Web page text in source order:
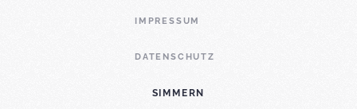
IMPRESSUM
DATENSCHUTZ
SIMMERN